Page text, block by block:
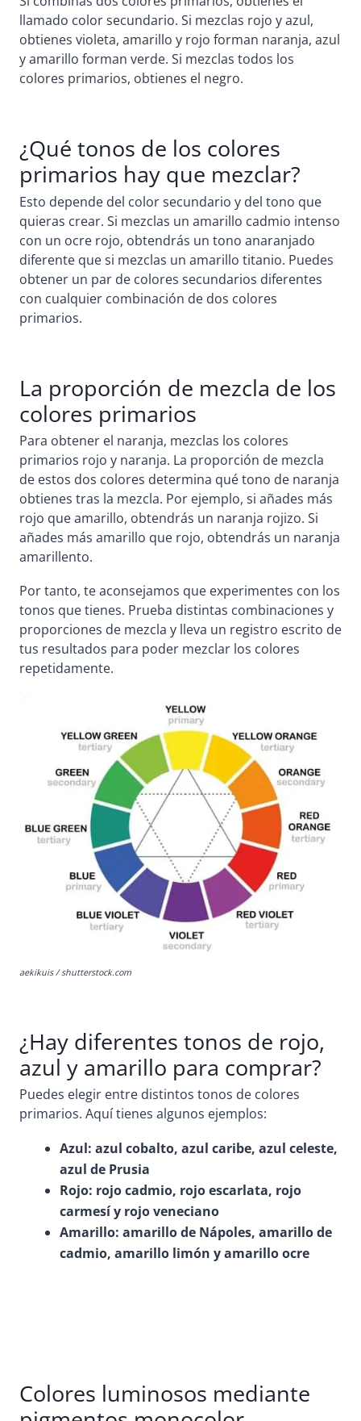
llamado color secundario. Si mezclas rojo y azul,
obtienes violeta, amarillo y rojo forman naranja, azul
y amarillo forman verde. Si mezclas todos los
colores primarios, obtienes el negro.
¿Qué tonos de los colores
primarios hay que mezclar?
Esto depende del color secundario y del tono que
quieras crear. Si mezclas un amarillo cadmio intenso
con un ocre rojo, obtendrás un tono anaranjado
diferente que si mezclas un amarillo titanio. Puedes
obtener un par de colores secundarios diferentes
con cualquier combinación de dos colores
primarios.
La proporción de mezcla de los
colores primarios
Para obtener el naranja, mezclas los colores
primarios rojo y naranja. La proporción de mezcla
de estos dos colores determina qué tono de naranja
obtienes tras la mezcla. Por ejemplo, si añades más
rojo que amarillo, obtendrás un naranja rojizo. Si
añades más amarillo que rojo, obtendrás un naranja
amarillento.
Por tanto, te aconsejamos que experimentes con los
tonos que tienes. Prueba distintas combinaciones y
proporciones de mezcla y lleva un registro escrito de
tus resultados para poder mezclar los colores
repetidamente.
aekikuis / shutterstock.com
¿Hay diferentes tonos de rojo,
azul y amarillo para comprar?
Puedes elegir entre distintos tonos de colores
primarios. Aquí tienes algunos ejemplos:
Azul: azul cobalto, azul caribe, azul celeste,
azul de Prusia
Rojo: rojo cadmio, rojo escarlata, rojo
carmesí y rojo veneciano
Amarillo: amarillo de Nápoles, amarillo de
cadmio, amarillo limón y amarillo ocre
Colores luminosos mediante